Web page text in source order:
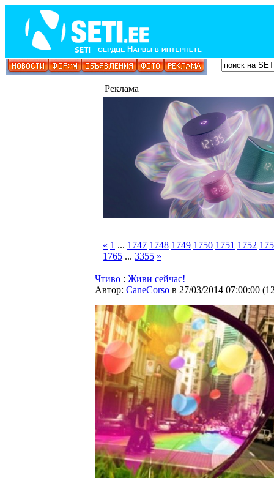
Реклама
« 1 ... 1747 1748 1749 1750 1751 1752
1765 ... 3355 »
Чтиво : Живи сейчас!
Автор: CaneCorso в 27/03/2014 07:00:00 (